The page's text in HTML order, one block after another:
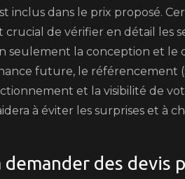
inclus dans le prix proposé.
crucial de vérifier en détail les
seulement la conception et le
future, le référencement
et la visibilité de
à éviter les surprises et à
demander des devis